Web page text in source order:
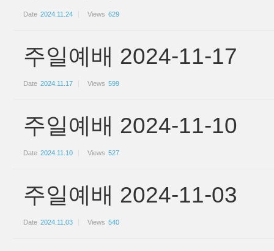
Date 2024.11.24 Views 629
주일예배 2024-11-17
Date 2024.11.17 Views 599
주일예배 2024-11-10
Date 2024.11.10 Views 527
주일예배 2024-11-03
Date 2024.11.03 Views 540